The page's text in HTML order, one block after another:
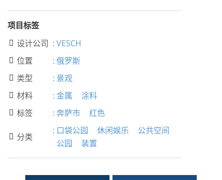
项目标签
 设计公司 : VESCH
 位置 : 俄罗斯
 类型 : 景观
 材料 : 金属 涂料
 标签 : 奔萨市 红色
 分类
: 口袋公园 休闲娱乐
公共空间
公园
装置